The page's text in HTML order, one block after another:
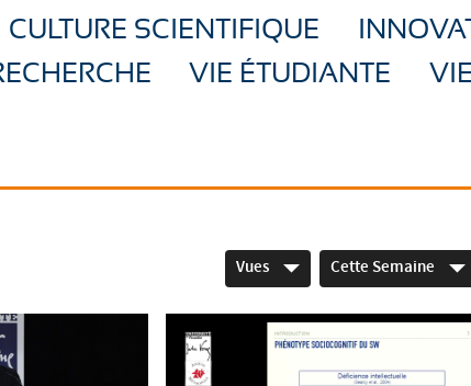
CULTURE SCIENTIFIQUE
VIE ÉTUDIANTE
Vues Cette Semaine